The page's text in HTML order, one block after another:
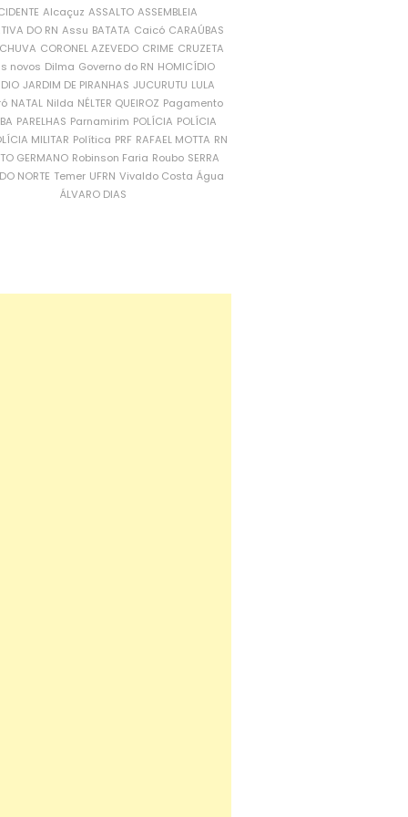
Alcaçuz ASSALTO ASSEMBLEIA
DO RN Assu BATATA Caicó CARAÚBAS
CORONEL AZEVEDO CRIME CRUZETA
novos Dilma Governo do RN HOMICÍDIO
JARDIM DE PIRANHAS JUCURUTU LULA
NATAL Nilda NÉLTER QUEIROZ Pagamento
PARELHAS Parnamirim POLÍCIA POLÍCIA
MILITAR Política PRF RAFAEL MOTTA RN
GERMANO Robinson Faria Roubo SERRA
NORTE Temer UFRN Vivaldo Costa Água
ÁLVARO DIAS